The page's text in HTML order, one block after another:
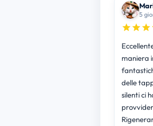
5
maniera
delle
silenti ci